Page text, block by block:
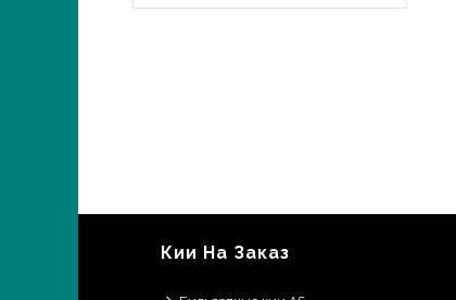
Кии На Заказ